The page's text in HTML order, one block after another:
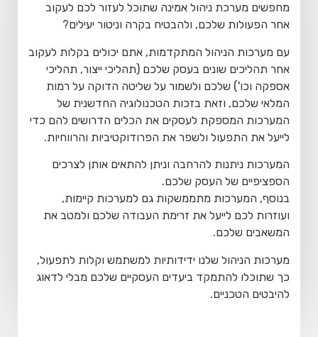
מחפשים מערכת ניהול אמינה שתוכל לעזור לכם לעקוב
אחר הפעולות שלכם, ולהבטיח בקרה וניטור יעילים?
עם מערכות הניהול המתקדמות, אתם יכולים בקלות לעקוב
אחר תהליכים שונים בעסק שלכם (תהליכי ייצור, תהליכי
אספקה וכו') שלכם ולשמור על שליטה הדוקה על רמות
המלאי שלכם, וזאת בזכות הטכנולוגיה החדשנית של
המערכות המספקת לעסקים את הכלים הדרושים להם כדי
לייעל את התפעול ולשפר את הפרודוקטיביות והרווחיות.
המערכות ניתנות להרחבה וניתן להתאים אותן לצרכים
הספציפיים של העסק שלכם.
בנוסף, המערכות מתממשקות גם למערכות קיימות,
ועוזרות לכם לייעל את זרימת העבודה שלכם ולמטב את
המשאבים שלכם.
מערכות הניהול שלנו ידידותיות למשתמש וקלות לתפעול,
כך שתוכלו להתמקד ביעדים העסקיים שלכם מבלי לדאוג
להיבטים הטכניים.